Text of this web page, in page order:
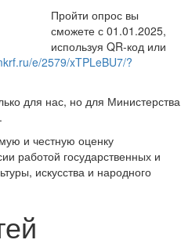
Пройти опрос вы
сможете с 01.01.2025,
используя QR-код или
e/2579/xTPLeBU7/?
для нас, но для Министерства
и честную оценку
работой государственных и
искусства и народного